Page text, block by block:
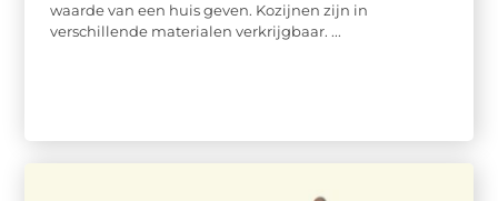
waarde van een huis geven. Kozijnen zijn in
verschillende materialen verkrijgbaar. ...